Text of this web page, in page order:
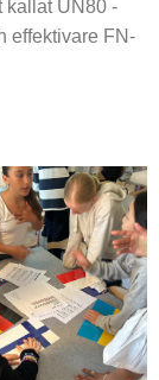
kallat UN80 -
effektivare FN-